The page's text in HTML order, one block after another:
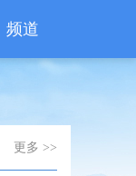
频道
更多 >>